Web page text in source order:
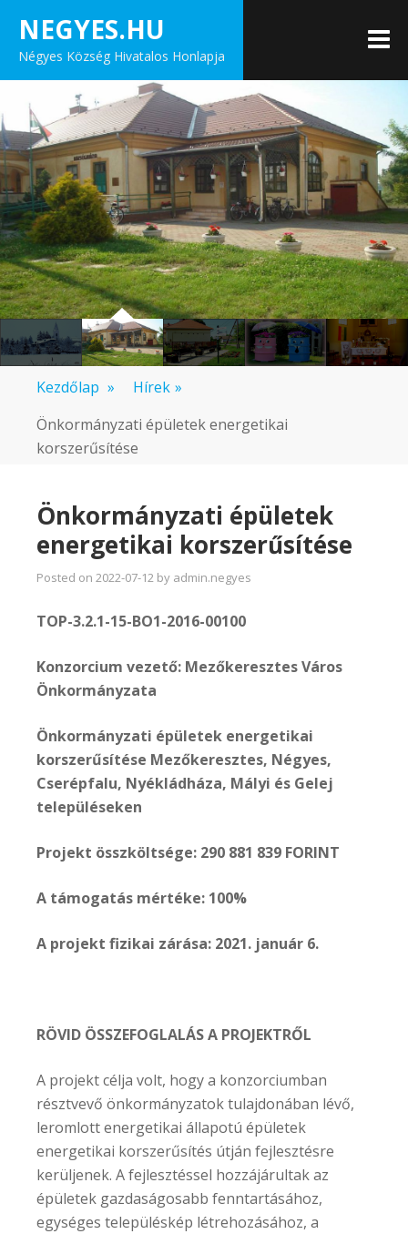
content
NEGYES.HU
Négyes Község Hivatalos Honlapja
Kezdőlap » Hírek »
Önkormányzati épületek energetikai
korszerűsítése
Önkormányzati épületek
energetikai korszerűsítése
Posted on 2022-07-12 by admin.negyes
TOP-3.2.1-15-BO1-2016-00100
Konzorcium vezető: Mezőkeresztes Város
Önkormányzata
Önkormányzati épületek energetikai
korszerűsítése Mezőkeresztes, Négyes,
Cserépfalu, Nyékládháza, Mályi és Gelej
településeken
Projekt összköltsége: 290 881 839 FORINT
A támogatás mértéke: 100%
A projekt fizikai zárása: 2021. január 6.
RÖVID ÖSSZEFOGLALÁS A PROJEKTRŐL
A projekt célja volt, hogy a konzorciumban
résztvevő önkormányzatok tulajdonában lévő,
leromlott energetikai állapotú épületek
energetikai korszerűsítés útján fejlesztésre
kerüljenek. A fejlesztéssel hozzájárultak az
épületek gazdaságosabb fenntartásához,
egységes településkép létrehozásához, a